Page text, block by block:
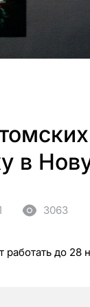
в
3063
работать до 28